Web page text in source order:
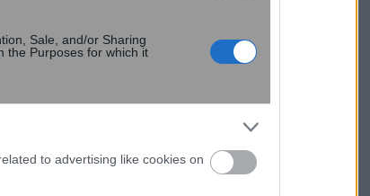
Sale, and/or Sharing
the Purposes for which it
to advertising like cookies on
share